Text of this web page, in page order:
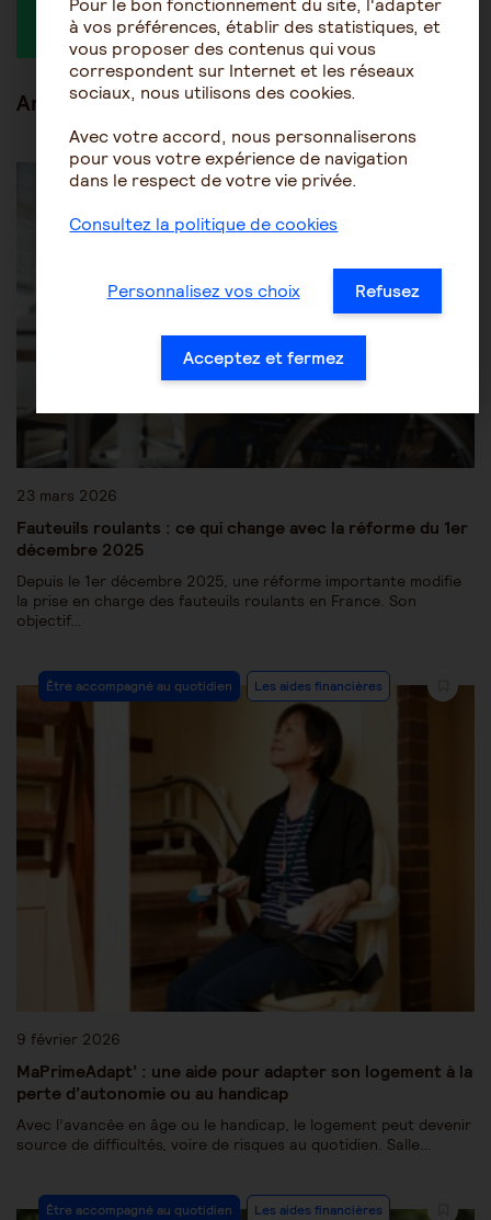
Articles en lien
Être accompagné au quotidien Les aides financières
23 mars 2026
Fauteuils roulants : ce qui change avec la réforme du 1er
décembre 2025
Depuis le 1er décembre 2025, une réforme importante modifie
la prise en charge des fauteuils roulants en France. Son
objectif…
Être accompagné au quotidien Les aides financières
9 février 2026
MaPrimeAdapt’ : une aide pour adapter son logement à la
perte d’autonomie ou au handicap
Avec l’avancée en âge ou le handicap, le logement peut devenir
source de difficultés, voire de risques au quotidien. Salle…
Être accompagné au quotidien Les aides financières
à vos préférences, établir des statistiques, et
vous proposer des contenus qui vous
correspondent sur Internet et les réseaux
sociaux, nous utilisons des cookies.
Avec votre accord, nous personnaliserons
pour vous votre expérience de navigation
dans le respect de votre vie privée.
Consultez la politique de cookies
Personnalisez vos choix Refusez
Acceptez et fermez